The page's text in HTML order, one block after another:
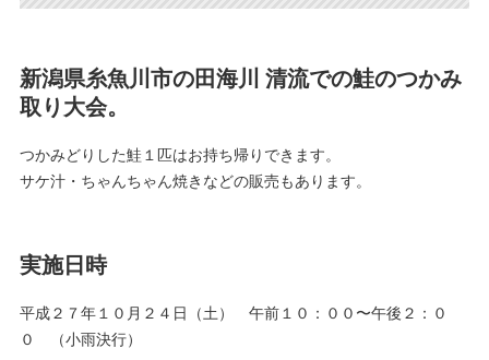
新潟県糸魚川市の田海川 清流での鮭のつかみ
取り大会。
つかみどりした鮭１匹はお持ち帰りできます。
サケ汁・ちゃんちゃん焼きなどの販売もあります。
実施日時
平成２７年１０月２４日（土） 午前１０：００〜午後２：０
０ （小雨決行）